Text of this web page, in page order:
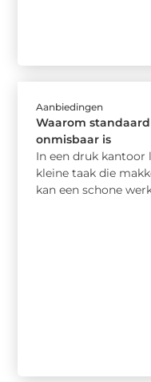
Aanbiedingen
Waarom
onmisbaar is
In een druk kantoor
kleine taak die
kan een schone